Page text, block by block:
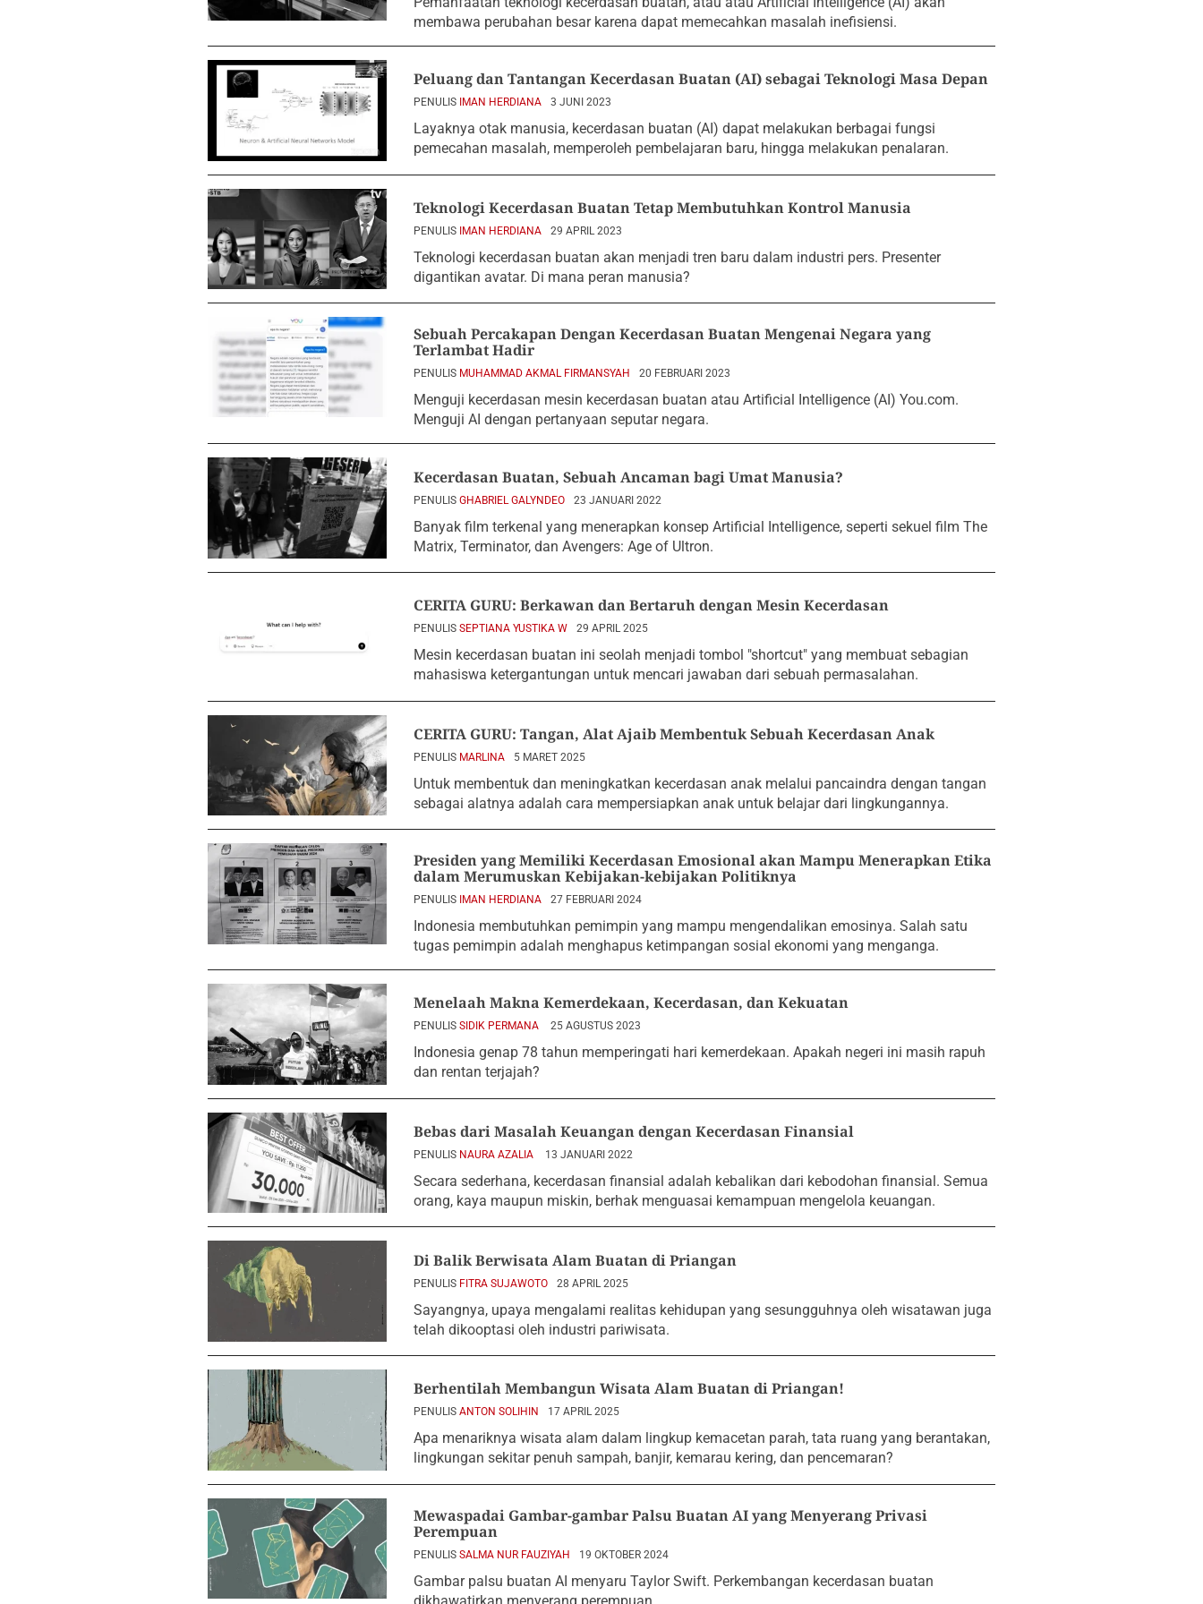
membawa perubahan besar karena dapat memecahkan masalah inefisiensi.
Peluang dan Tantangan Kecerdasan Buatan (AI) sebagai Teknologi Masa Depan
PENULIS IMAN HERDIANA 3 JUNI 2023
Layaknya otak manusia, kecerdasan buatan (AI) dapat melakukan berbagai fungsi
pemecahan masalah, memperoleh pembelajaran baru, hingga melakukan penalaran.
Teknologi Kecerdasan Buatan Tetap Membutuhkan Kontrol Manusia
PENULIS IMAN HERDIANA 29 APRIL 2023
Teknologi kecerdasan buatan akan menjadi tren baru dalam industri pers. Presenter
digantikan avatar. Di mana peran manusia?
Sebuah Percakapan Dengan Kecerdasan Buatan Mengenai Negara yang
Terlambat Hadir
PENULIS MUHAMMAD AKMAL FIRMANSYAH 20 FEBRUARI 2023
Menguji kecerdasan mesin kecerdasan buatan atau Artificial Intelligence (AI) You.com.
Menguji AI dengan pertanyaan seputar negara.
Kecerdasan Buatan, Sebuah Ancaman bagi Umat Manusia?
PENULIS GHABRIEL GALYNDEO 23 JANUARI 2022
Banyak film terkenal yang menerapkan konsep Artificial Intelligence, seperti sekuel film The
Matrix, Terminator, dan Avengers: Age of Ultron.
CERITA GURU: Berkawan dan Bertaruh dengan Mesin Kecerdasan
PENULIS SEPTIANA YUSTIKA W 29 APRIL 2025
Mesin kecerdasan buatan ini seolah menjadi tombol "shortcut" yang membuat sebagian
mahasiswa ketergantungan untuk mencari jawaban dari sebuah permasalahan.
CERITA GURU: Tangan, Alat Ajaib Membentuk Sebuah Kecerdasan Anak
PENULIS MARLINA 5 MARET 2025
Untuk membentuk dan meningkatkan kecerdasan anak melalui pancaindra dengan tangan
sebagai alatnya adalah cara mempersiapkan anak untuk belajar dari lingkungannya.
Presiden yang Memiliki Kecerdasan Emosional akan Mampu Menerapkan Etika
dalam Merumuskan Kebijakan-kebijakan Politiknya
PENULIS IMAN HERDIANA 27 FEBRUARI 2024
Indonesia membutuhkan pemimpin yang mampu mengendalikan emosinya. Salah satu
tugas pemimpin adalah menghapus ketimpangan sosial ekonomi yang menganga.
Menelaah Makna Kemerdekaan, Kecerdasan, dan Kekuatan
PENULIS SIDIK PERMANA 25 AGUSTUS 2023
Indonesia genap 78 tahun memperingati hari kemerdekaan. Apakah negeri ini masih rapuh
dan rentan terjajah?
Bebas dari Masalah Keuangan dengan Kecerdasan Finansial
PENULIS NAURA AZALIA 13 JANUARI 2022
Secara sederhana, kecerdasan finansial adalah kebalikan dari kebodohan finansial. Semua
orang, kaya maupun miskin, berhak menguasai kemampuan mengelola keuangan.
Di Balik Berwisata Alam Buatan di Priangan
PENULIS FITRA SUJAWOTO 28 APRIL 2025
Sayangnya, upaya mengalami realitas kehidupan yang sesungguhnya oleh wisatawan juga
telah dikooptasi oleh industri pariwisata.
Berhentilah Membangun Wisata Alam Buatan di Priangan!
PENULIS ANTON SOLIHIN 17 APRIL 2025
Apa menariknya wisata alam dalam lingkup kemacetan parah, tata ruang yang berantakan,
lingkungan sekitar penuh sampah, banjir, kemarau kering, dan pencemaran?
Mewaspadai Gambar-gambar Palsu Buatan AI yang Menyerang Privasi
Perempuan
PENULIS SALMA NUR FAUZIYAH 19 OKTOBER 2024
Gambar palsu buatan AI menyaru Taylor Swift. Perkembangan kecerdasan buatan